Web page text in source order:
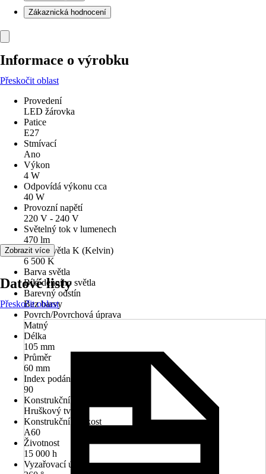
Zákaznická hodnocení
Informace o výrobku
Přeskočit oblast
Provedení
LED žárovka
Patice
E27
Stmívací
Ano
Výkon
4 W
Odpovídá výkonu cca
40 W
Provozní napětí
220 V - 240 V
Světelný tok v lumenech
470 lm
Barva světla K (Kelvin)
6 500 K
Barva světla
Bílá denního světla
Barevný odstín
Bez barvy
Povrch/Povrchová úprava
Matný
Délka
105 mm
Průměr
60 mm
Index podání barev (Ra)
90
Konstrukční provedení
Hruškový tvar
Konstrukční velikost
A60
Životnost
15 000 h
Vyzařovací úhel
Zobrazit více
Datové listy
Přeskočit oblast